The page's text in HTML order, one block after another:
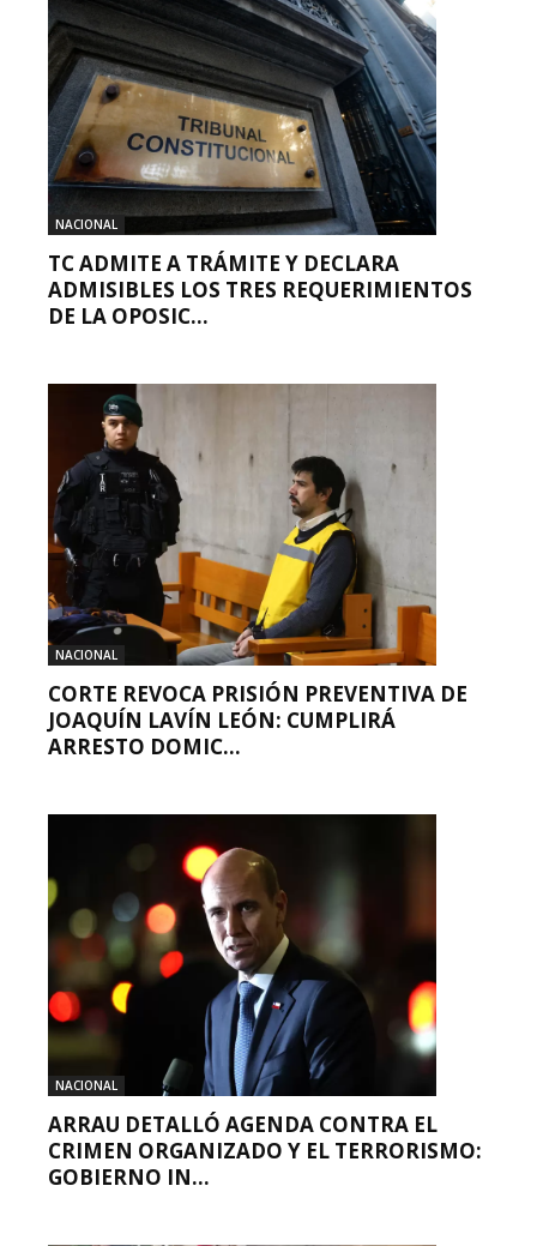
NACIONAL
TC ADMITE A TRÁMITE Y DECLARA
ADMISIBLES LOS TRES REQUERIMIENTOS
DE LA OPOSIC...
NACIONAL
CORTE REVOCA PRISIÓN PREVENTIVA DE
JOAQUÍN LAVÍN LEÓN: CUMPLIRÁ
ARRESTO DOMIC...
NACIONAL
ARRAU DETALLÓ AGENDA CONTRA EL
CRIMEN ORGANIZADO Y EL TERRORISMO:
GOBIERNO IN...